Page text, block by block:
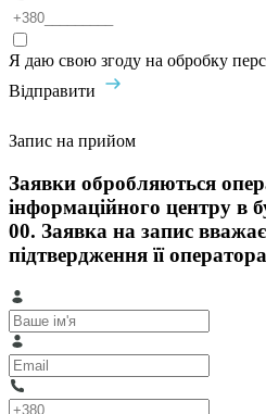
Я даю свою згоду на обробку
Відправити
Запис на прийом
Заявки обробляються
інформаційного центру в
00. Заявка на запис
підтвердження її